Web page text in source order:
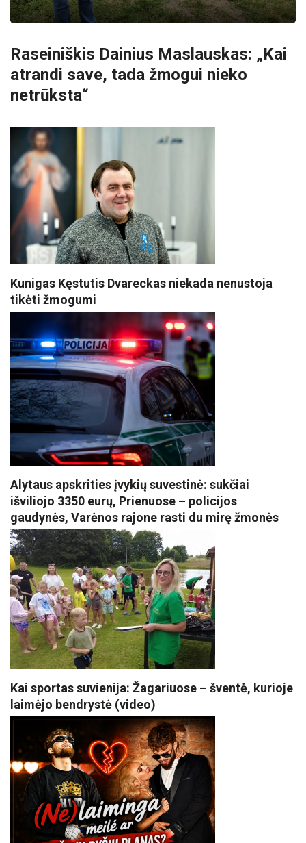
Raseiniškis Dainius Maslauskas: „Kai
atrandi save, tada žmogui nieko
netrūksta“
Kunigas Kęstutis Dvareckas niekada nenustoja
tikėti žmogumi
Alytaus apskrities įvykių suvestinė: sukčiai
išviliojo 3350 eurų, Prienuose – policijos
gaudynės, Varėnos rajone rasti du mirę žmonės
Kai sportas suvienija: Žagariuose – šventė, kurioje
laimėjo bendrystė (video)